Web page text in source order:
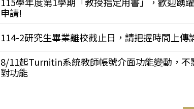
申請!
114-2研究生畢業離校截止日，請把握時間上傳
8/11起Turnitin系統教師帳號介面功能變動，不
對功能